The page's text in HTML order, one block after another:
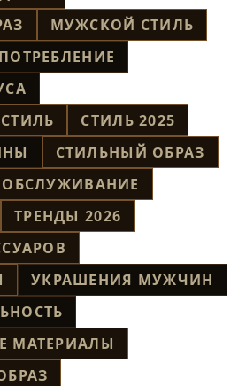
МУЖСКОЙ СТИЛЬ
СТИЛЬ 2025
СТИЛЬНЫЙ ОБРАЗ
ТРЕНДЫ 2026
УКРАШЕНИЯ МУЖЧИН
МАТЕРИАЛЫ